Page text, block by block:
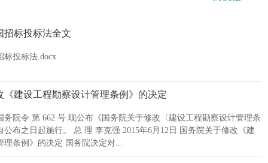
招标投标法全文
标投标法.docx
《建设工程勘察设计管理条例》的决定
务院令 第 662 号 现公布《国务院关于修改〈建设工程勘察设计管理条
公布之日起施行。 总 理 李克强 2015年6月12日 国务院关于修改《建
条例》的决定 国务院决定对...